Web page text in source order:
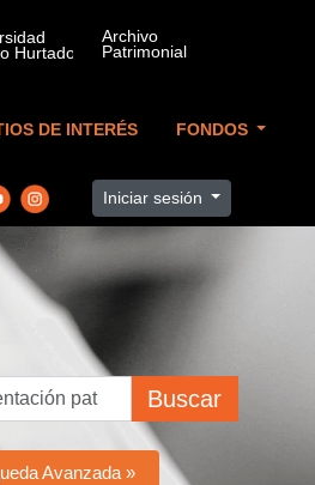
DE INTERÉS FONDOS
Iniciar sesión
Buscar
Avanzada »